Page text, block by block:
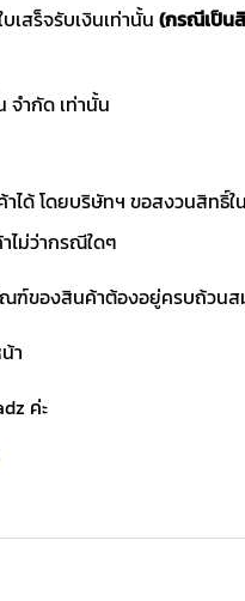
เสร็จรับเงินเท่านั้น (กรณีเป็น
จำกัด เท่านั้น
โดยบริษัทฯ ขอสงวนสิทธิ์ใ
ไม่ว่ากรณีใดๆ
ฑ์ของสินค้าต้องอยู่ครบถ้วน
า
ค่ะ